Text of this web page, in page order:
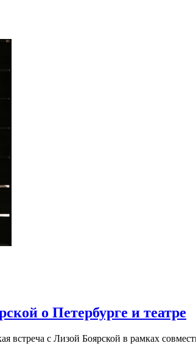
о Петербурге и театре
встреча с Лизой Боярской в рамках